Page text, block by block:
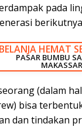
pada
DISKON BESAR
RUMAH LISTRIK
BELANJA HEMAT
PASAR BUMBU
MAKASSAR
(dalam
bisa
dan tindakan